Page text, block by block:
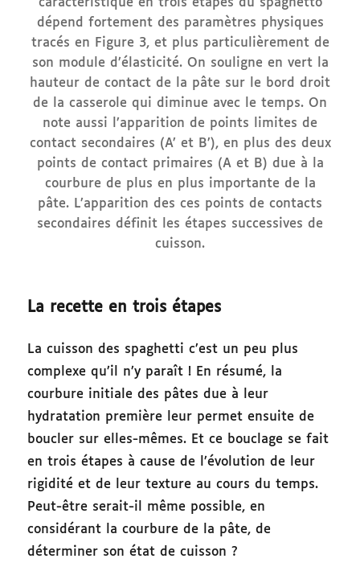
caractéristique en trois étapes du spaghetto
dépend fortement des paramètres physiques
tracés en Figure 3, et plus particulièrement de
son module d’élasticité. On souligne en vert la
hauteur de contact de la pâte sur le bord droit
de la casserole qui diminue avec le temps. On
note aussi l’apparition de points limites de
contact secondaires (A’ et B’), en plus des deux
points de contact primaires (A et B) due à la
courbure de plus en plus importante de la
pâte. L’apparition des ces points de contacts
secondaires définit les étapes successives de
cuisson.
La recette en trois étapes
La cuisson des spaghetti c’est un peu plus
complexe qu’il n’y paraît ! En résumé, la
courbure initiale des pâtes due à leur
hydratation première leur permet ensuite de
boucler sur elles-mêmes. Et ce bouclage se fait
en trois étapes à cause de l’évolution de leur
rigidité et de leur texture au cours du temps.
Peut-être serait-il même possible, en
considérant la courbure de la pâte, de
déterminer son état de cuisson ?